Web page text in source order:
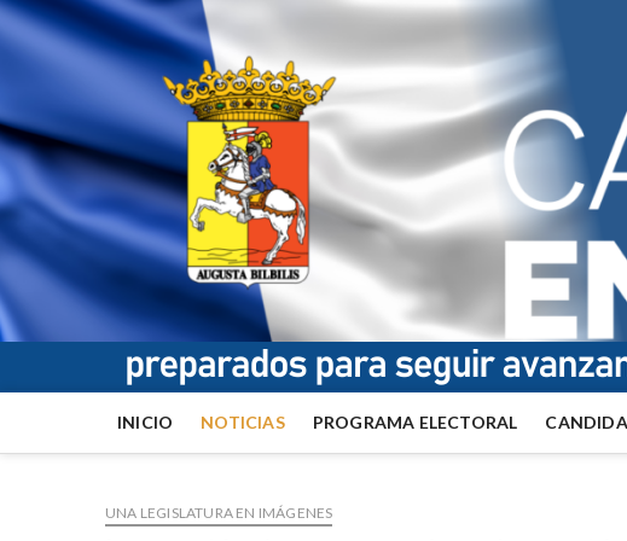
INICIO NOTICIAS PROGRAMA ELECTORAL
UNA LEGISLATURA EN IMÁGENES